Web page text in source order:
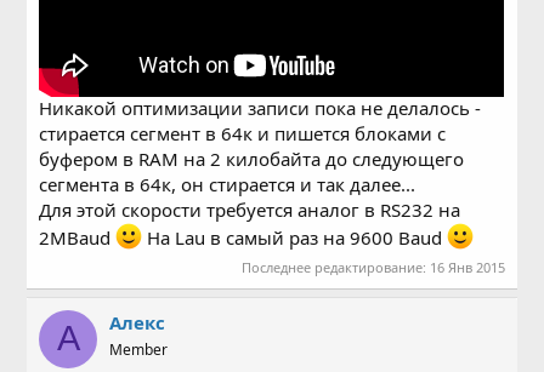
Никакой оптимизации записи пока не делалось -
стирается сегмент в 64к и пишется блоками с
буфером в RAM на 2 килобайта до следующего
сегмента в 64к, он стирается и так далее...
Для этой скорости требуется аналог в RS232 на
2MBaud
На Lau в самый раз на 9600 Baud
Последнее редактирование: 16 Янв 2015
А Алекс
Member